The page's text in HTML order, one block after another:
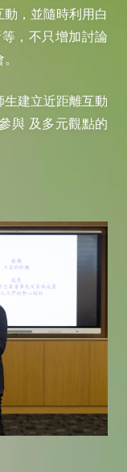
，並隨時利用白
，不只增加討論
建立近距離互動
與 及多元觀點的